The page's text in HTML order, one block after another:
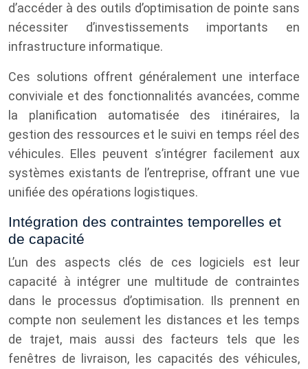
d’accéder à des outils d’optimisation de pointe sans
nécessiter d’investissements importants en
infrastructure informatique.
Ces solutions offrent généralement une interface
conviviale et des fonctionnalités avancées, comme
la planification automatisée des itinéraires, la
gestion des ressources et le suivi en temps réel des
véhicules. Elles peuvent s’intégrer facilement aux
systèmes existants de l’entreprise, offrant une vue
unifiée des opérations logistiques.
Intégration des contraintes temporelles et
de capacité
L’un des aspects clés de ces logiciels est leur
capacité à intégrer une multitude de contraintes
dans le processus d’optimisation. Ils prennent en
compte non seulement les distances et les temps
de trajet, mais aussi des facteurs tels que les
fenêtres de livraison, les capacités des véhicules,